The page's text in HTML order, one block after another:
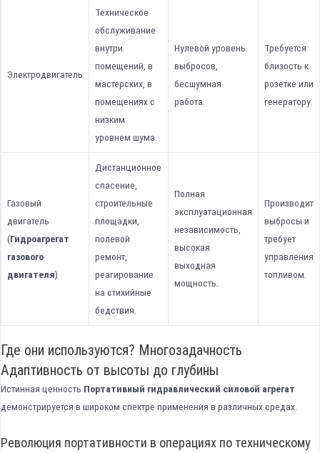
Электродвигатель
Техническое
обслуживание
внутри
помещений, в
мастерских, в
помещениях с
низким
уровнем шума.
Нулевой уровень
выбросов,
бесшумная
работа.
Требуется
близость к
розетке или
генератору.
Газовый
двигатель
(Гидроагрегат
газового
двигателя)
Дистанционное
спасение,
строительные
площадки,
полевой
ремонт,
реагирование
на стихийные
бедствия.
Полная
эксплуатационная
независимость,
высокая
выходная
мощность.
Производит
выбросы и
требует
управления
топливом.
Где они используются? Многозадачность
Адаптивность от высоты до глубины
Истинная ценность Портативный гидравлический силовой агрегат
демонстрируется в широком спектре применения в различных средах.
Революция портативности в операциях по техническому